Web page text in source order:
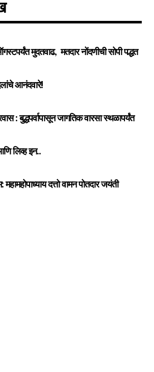
मुदतवाढ, मतदार नोंदणीची सोपी पद्धत
आनंदवारे!
: बुद्धपर्वापासून जागतिक वारसा स्थळापर्यंत
लिव्ह इन..
महामहोपाध्याय दत्तो वामन पोतदार जयंती